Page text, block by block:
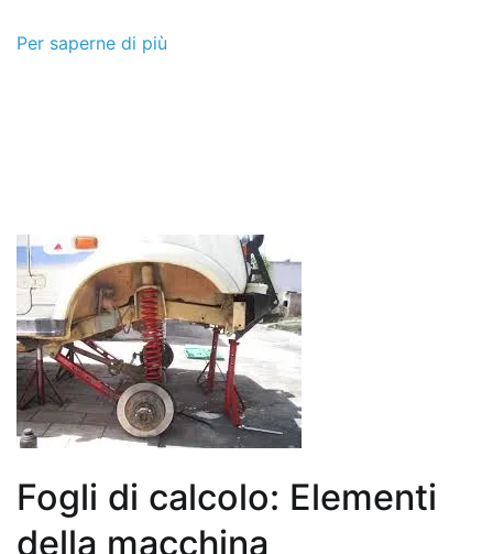
Per saperne di più
Fogli di calcolo: Elementi
della macchina